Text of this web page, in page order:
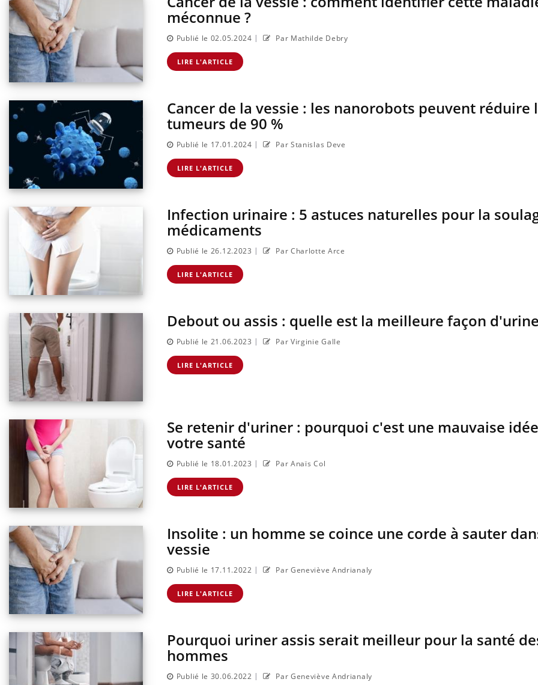
méconnue ?
Publié le 02.05.2024 | Par Mathilde Debry
LIRE L'ARTICLE
Cancer de la vessie : les nanorobots peuvent réduire
tumeurs de 90 %
Publié le 17.01.2024 | Par Stanislas Deve
LIRE L'ARTICLE
Infection urinaire : 5 astuces naturelles pour la
médicaments
Publié le 26.12.2023 | Par Charlotte Arce
LIRE L'ARTICLE
Debout ou assis : quelle est la meilleure façon
Publié le 21.06.2023 | Par Virginie Galle
LIRE L'ARTICLE
Se retenir d'uriner : pourquoi c'est une mauvaise
votre santé
Publié le 18.01.2023 | Par Anaïs Col
LIRE L'ARTICLE
Insolite : un homme se coince une corde à sauter
vessie
Publié le 17.11.2022 | Par Geneviève Andrianaly
LIRE L'ARTICLE
Pourquoi uriner assis serait meilleur pour la santé
hommes
Publié le 30.06.2022 | Par Geneviève Andrianaly
sur la maladie d'un proche c'est montrer ...
carence en fer sont multiples ce qui la rend
...
patients comme parfois